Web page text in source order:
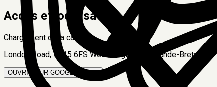
Accès et localisation
Chargement de la carte...
London Road, TN15 6FS West Kingsdown, Grande-Bretagne
OUVRIR SUR GOOGLE MAPS